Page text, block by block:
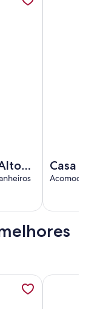
Casa
Acomoda
Mais